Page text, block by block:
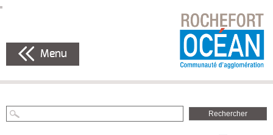
Menu